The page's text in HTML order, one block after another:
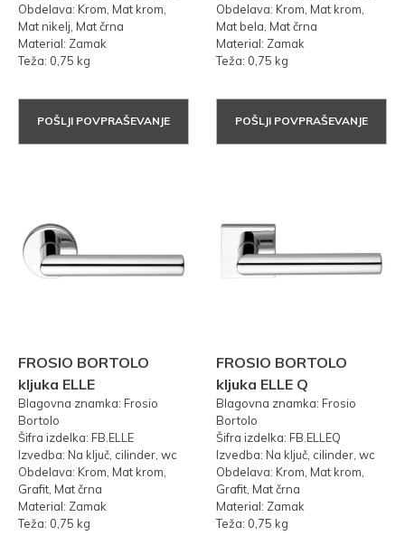
Obdelava: Krom, Mat krom,
Mat nikelj, Mat črna
Material: Zamak
Teža: 0,75 kg
POŠLJI POVPRAŠEVANJE
Obdelava: Krom, Mat krom,
Mat bela, Mat črna
Material: Zamak
Teža: 0,75 kg
POŠLJI POVPRAŠEVANJE
FROSIO BORTOLO
kljuka ELLE
Blagovna znamka: Frosio
Bortolo
Šifra izdelka: FB.ELLE
Izvedba: Na ključ, cilinder, wc
Obdelava: Krom, Mat krom,
Grafit, Mat črna
Material: Zamak
Teža: 0,75 kg
FROSIO BORTOLO
kljuka ELLE Q
Blagovna znamka: Frosio
Bortolo
Šifra izdelka: FB.ELLEQ
Izvedba: Na ključ, cilinder, wc
Obdelava: Krom, Mat krom,
Grafit, Mat črna
Material: Zamak
Teža: 0,75 kg